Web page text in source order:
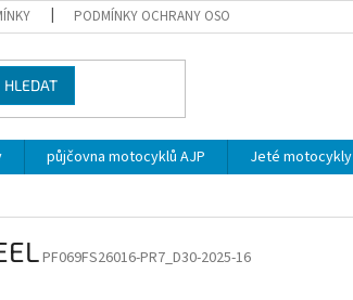
PODMÍNKY OCHRANY OSOBNÍCH ÚDAJŮ
HLEDAT
půjčovna motocyklů AJP Jeté motocykly
PF069FS26016-PR7_D30-2025-16